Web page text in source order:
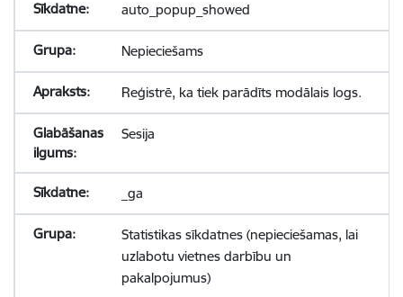
auto_popup_showed
Nepieciešams
Reģistrē, ka tiek parādīts modālais logs.
Sesija
_ga
Statistikas sīkdatnes (nepieciešamas, lai
uzlabotu vietnes darbību un
pakalpojumus)